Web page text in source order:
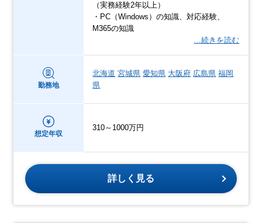
（実務経験2年以上）
・PC（Windows）の知識、対応経験、
M365の知識
…続きを読む
勤務地
北海道 宮城県 愛知県 大阪府 広島県 福岡
県
想定年収
310～1000万円
詳しく見る